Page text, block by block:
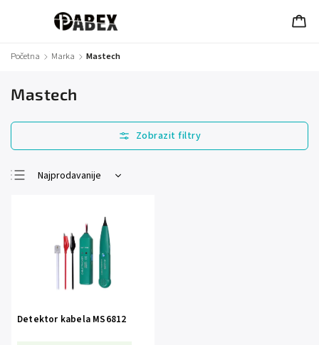
Početna / Marka / Mastech
Mastech
Najprodavanije
Abecedno
Detektor kabela MS6812